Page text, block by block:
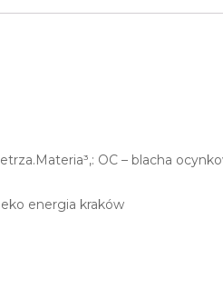
OC – blacha
energia kraków